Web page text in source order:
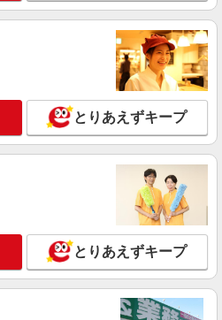
とりあえずキープ
とりあえずキープ